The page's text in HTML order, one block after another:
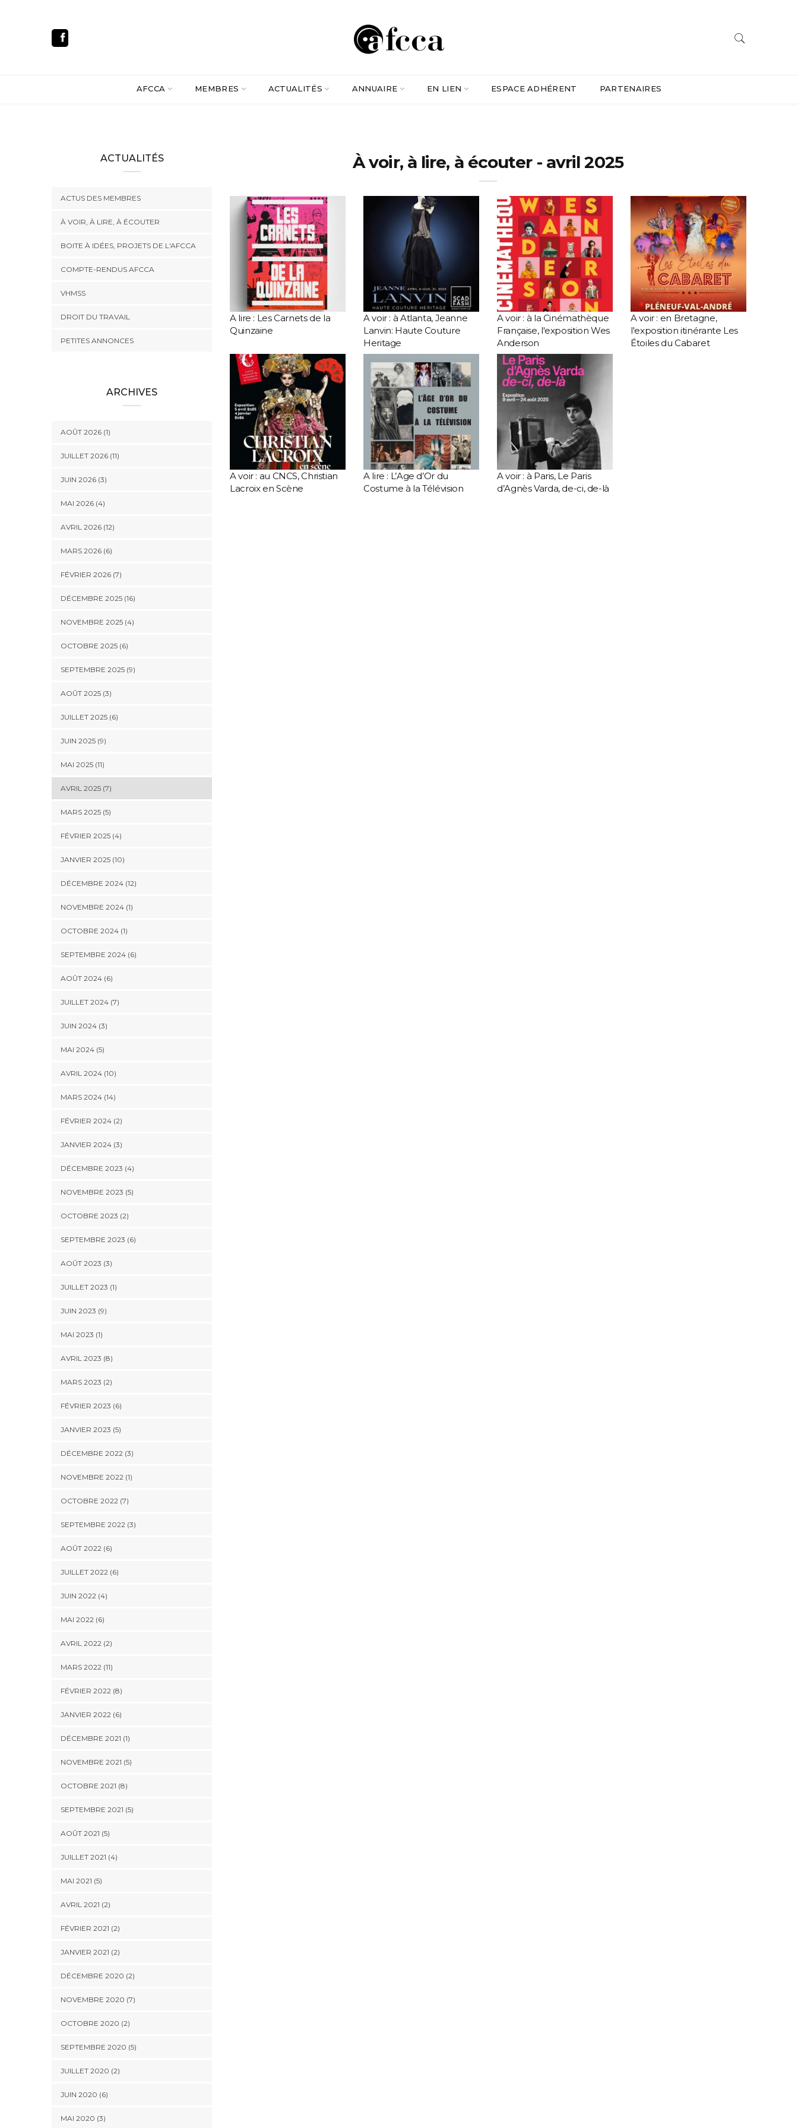
AFCCA MEMBRES ACTUALITÉS ANNUAIRE EN LIEN ESPACE ADHÉRENT PARTENAIRES
À voir, à lire, à écouter - avril 2025
A lire : Les Carnets de la
Quinzaine
A voir : à Atlanta, Jeanne
Lanvin: Haute Couture
Heritage
A voir : à la Cinémathèque
Française, l'exposition Wes
Anderson
A voir : en Bretagne,
l'exposition itinérante Les
Étoiles du Cabaret
A voir : au CNCS, Christian
Lacroix en Scène
A lire : L’Age d’Or du
Costume à la Télévision
A voir : à Paris, Le Paris
d’Agnès Varda, de-ci, de-là
ACTUALITÉS
ACTUS DES MEMBRES
À VOIR, À LIRE, À ÉCOUTER
BOITE À IDÉES, PROJETS DE L'AFCCA
COMPTE-RENDUS AFCCA
VHMSS
DROIT DU TRAVAIL
PETITES ANNONCES
ARCHIVES
AOÛT 2026 (1)
JUILLET 2026 (11)
JUIN 2026 (3)
MAI 2026 (4)
AVRIL 2026 (12)
MARS 2026 (6)
FÉVRIER 2026 (7)
DÉCEMBRE 2025 (16)
NOVEMBRE 2025 (4)
OCTOBRE 2025 (6)
SEPTEMBRE 2025 (9)
AOÛT 2025 (3)
JUILLET 2025 (6)
JUIN 2025 (9)
MAI 2025 (11)
AVRIL 2025 (7)
MARS 2025 (5)
FÉVRIER 2025 (4)
JANVIER 2025 (10)
DÉCEMBRE 2024 (12)
NOVEMBRE 2024 (1)
OCTOBRE 2024 (1)
SEPTEMBRE 2024 (6)
AOÛT 2024 (6)
JUILLET 2024 (7)
JUIN 2024 (3)
MAI 2024 (5)
AVRIL 2024 (10)
MARS 2024 (14)
FÉVRIER 2024 (2)
JANVIER 2024 (3)
DÉCEMBRE 2023 (4)
NOVEMBRE 2023 (5)
OCTOBRE 2023 (2)
SEPTEMBRE 2023 (6)
AOÛT 2023 (3)
JUILLET 2023 (1)
JUIN 2023 (9)
MAI 2023 (1)
AVRIL 2023 (8)
MARS 2023 (2)
FÉVRIER 2023 (6)
JANVIER 2023 (5)
DÉCEMBRE 2022 (3)
NOVEMBRE 2022 (1)
OCTOBRE 2022 (7)
SEPTEMBRE 2022 (3)
AOÛT 2022 (6)
JUILLET 2022 (6)
JUIN 2022 (4)
MAI 2022 (6)
AVRIL 2022 (2)
MARS 2022 (11)
FÉVRIER 2022 (8)
JANVIER 2022 (6)
DÉCEMBRE 2021 (1)
NOVEMBRE 2021 (5)
OCTOBRE 2021 (8)
SEPTEMBRE 2021 (5)
AOÛT 2021 (5)
JUILLET 2021 (4)
MAI 2021 (5)
AVRIL 2021 (2)
FÉVRIER 2021 (2)
JANVIER 2021 (2)
DÉCEMBRE 2020 (2)
NOVEMBRE 2020 (7)
OCTOBRE 2020 (2)
SEPTEMBRE 2020 (5)
JUILLET 2020 (2)
JUIN 2020 (6)
MAI 2020 (3)